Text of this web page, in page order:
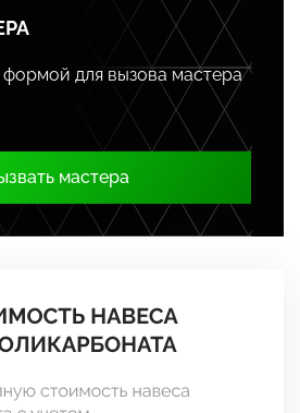
формой для вызова мастера
мастера